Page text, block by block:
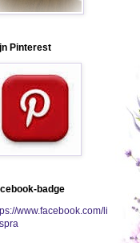
Pinterest
badge
www.facebook.com/li